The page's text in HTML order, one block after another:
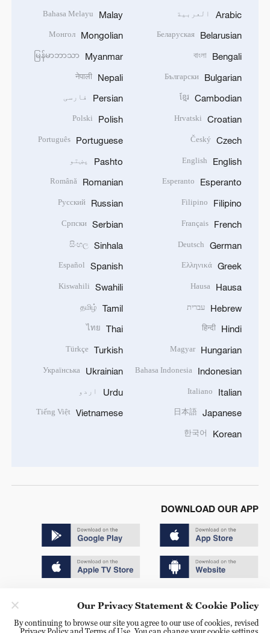
Arabic العربية
Belarusian
Беларуская
Bengali
বাংলা
Bulgarian
Български
Cambodian
ខ្មែរ
Croatian
Hrvatski
Czech
Český
English
English
Esperanto
Esperanto
Filipino
Filipino
French
Français
German
Deutsch
Greek
Ελληνικά
Hausa
Hausa
Hebrew עברית
Hindi
हिन्दी
Hungarian
Magyar
Indonesian
Bahasa Indonesia
Italian
Italiano
Japanese
日本語
Korean
한국어
Malay
Bahasa Melayu
Mongolian
Монгол
Myanmar
မြန်မာဘာသာ
Nepali
नेपाली
Persian فارسی
Polish
Polski
Portuguese
Português
Pashto پښتو
Romanian
Română
Russian
Русский
Serbian
Српски
Sinhala
සිංහල
Spanish
Español
Swahili
Kiswahili
Tamil
தமிழ்
Thai
ไทย
Turkish
Türkçe
Ukrainian
Українська
Urdu اردو
Vietnamese
Tiếng Việt
DOWNLOAD OUR APP
京ICP备20000184号
Our Privacy Statement & Cookie Policy
By continuing to browse our site you agree to our use of cookies, revised
Privacy Policy and Terms of Use. You can change your cookie settings